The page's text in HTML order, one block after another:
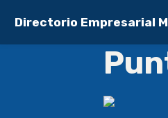
Directorio Empresarial